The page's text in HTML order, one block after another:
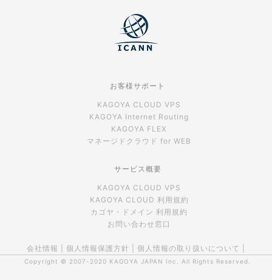
お客様サポート
KAGOYA CLOUD VPS
KAGOYA Internet Routing
KAGOYA FLEX
マネージドクラウド for WEB
サービス概要
KAGOYA CLOUD VPS
KAGOYA CLOUD 利用規約
カゴヤ・ドメイン 利用規約
お問い合わせ窓口
会社情報 個人情報保護方針 個人情報の取り扱いについて
Copyright © 2007-2020 KAGOYA JAPAN Inc. All Rights Reserved.